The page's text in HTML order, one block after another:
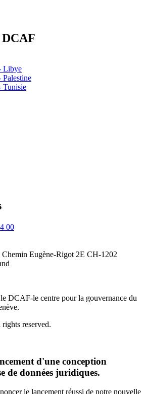
DCAF
Libye
Palestine
Tunisie
00
Eugène-Rigot 2E CH-1202
DCAF-le centre pour la gouvernance du
reserved.
d'une conception
de données juridiques.
le lancement réussi de notre nouvelle